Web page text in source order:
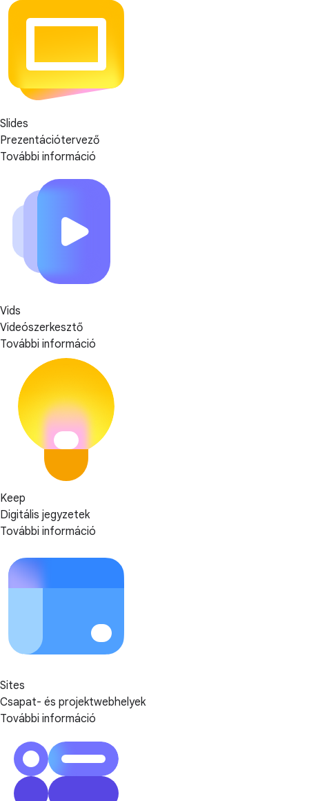
Slides
Prezentációtervező
További információ
Vids
Videószerkesztő
További információ
Keep
Digitális jegyzetek
További információ
Sites
Csapat- és projektwebhelyek
További információ